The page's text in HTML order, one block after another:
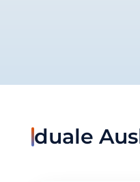
duale